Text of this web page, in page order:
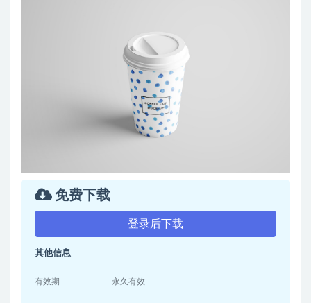
免费下载
登录后下载
其他信息
有效期 永久有效